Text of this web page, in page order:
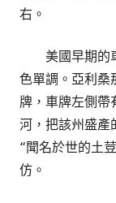
右。
美國早期的車
色單調。亞利桑
牌，車牌左側
河，把該州盛產
“聞名於世的土
仿。